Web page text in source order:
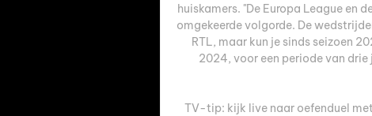
huiskamers. "De Europa League en
omgekeerde volgorde. De
RTL, maar kun je sinds seizoen
2024, voor een periode van drie
TV-tip: kijk live naar oefenduel